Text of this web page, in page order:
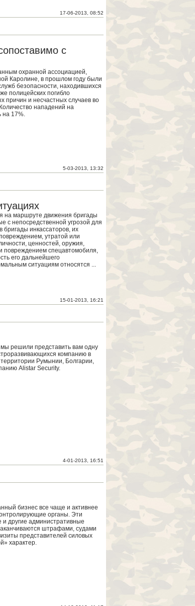
17-06-2013, 08:52
5-03-2013, 13:32
с
охранной ассоциацией,
Каролине, в прошлом году были
безопасности, находившихся
полицейских погибло
причин и несчастных случаев во
нападений на
на 17%.
15-01-2013, 16:21
на маршруте движения бригады
с непосредственной угрозой для
бригады инкассаторов, их
утратой или
ценностей, оружия,
повреждением спецавтомобиля,
его дальнейшего
ситуациям относятся ...
4-01-2013, 16:51
мы решили представить вам одну
компанию в
Румынии, Болгарии,
Alistar Security.
бизнес все чаще и активнее
органы. Эти
и другие административные
штрафами, судами
представителей силовых
характер.